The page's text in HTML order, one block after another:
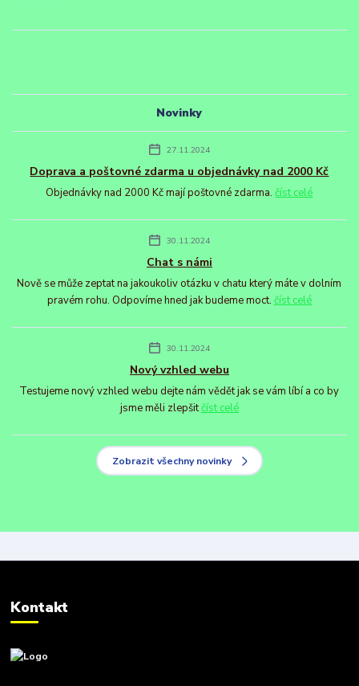
Novinky
27.11.2024
Doprava a poštovné zdarma u objednávky nad 2000 Kč
Objednávky nad 2000 Kč mají poštovné zdarma.číst celé
30.11.2024
Chat s námi
Nově se může zeptat na jakoukoliv otázku v chatu který máte v dolním
pravém rohu. Odpovíme hned jak budeme moct. číst celé
30.11.2024
Nový vzhled webu
Testujeme nový vzhled webu dejte nám vědět jak se vám líbí a co by
jsme měli zlepšitčíst celé
Zobrazit všechny novinky
Kontakt